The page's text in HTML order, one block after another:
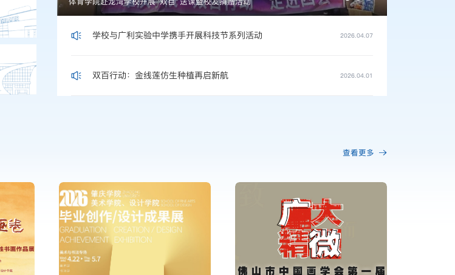
学校与广利实验中学携手开展科技节系列活动 2026.04.07
双百行动：金线莲仿生种植再启新航 2026.04.01
查看更多